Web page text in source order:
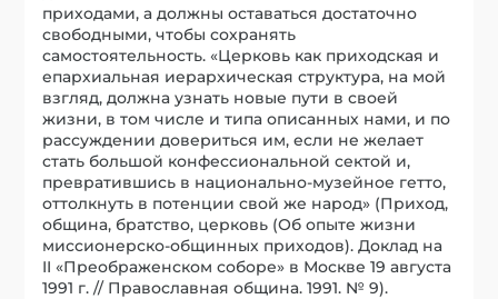
приходами, а должны оставаться достаточно
свободными, чтобы сохранять
самостоятельность. «Церковь как приходская и
епархиальная иерархическая структура, на мой
взгляд, должна узнать новые пути в своей
жизни, в том числе и типа описанных нами, и по
рассуждении довериться им, если не желает
стать большой конфессиональной сектой и,
превратившись в национально-музейное гетто,
оттолкнуть в потенции свой же народ» (Приход,
община, братство, церковь (Об опыте жизни
миссионерско-общинных приходов). Доклад на
II «Преображенском соборе» в Москве 19 августа
1991 г. // Православная община. 1991. № 9).